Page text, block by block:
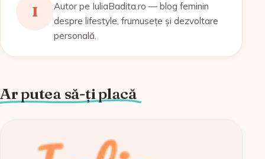
I
Autor pe IuliaBadita.ro — blog feminin
despre lifestyle, frumusețe și dezvoltare
personală.
Ar putea să-ți placă